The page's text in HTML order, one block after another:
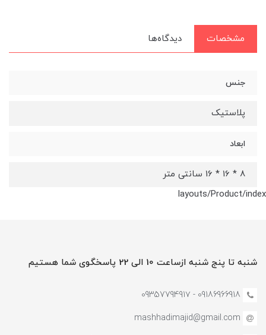
مشخصات دیدگاه‌ها
جنس
پلاستیک
ابعاد
8 * 16 * 16 سانتی متر
layouts/Product/index
شنبه تا پنج شنبه ازساعت 10 الی 22 پاسخگوی شما هستیم
09186966918 - 0935779491۷
mashhadimajid@gmail.com